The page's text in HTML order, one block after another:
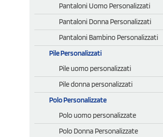
Pantaloni Uomo Personalizzati
Pantaloni Donna Personalizzati
Pantaloni Bambino Personalizzati
Pile Personalizzati
Pile uomo personalizzati
Pile donna personalizzati
Polo Personalizzate
Polo uomo personalizzate
Polo Donna Personalizzate